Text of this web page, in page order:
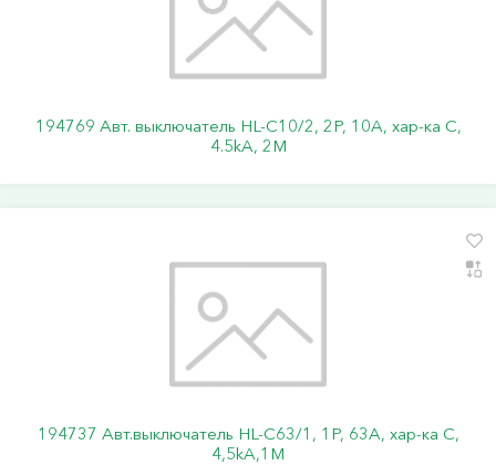
194769 Авт. выключатель HL-C10/2, 2P, 10A, хар-ка C,
4.5kA, 2M
194737 Авт.выключатель HL-C63/1, 1Р, 63А, хар-ка С,
4,5kA,1M